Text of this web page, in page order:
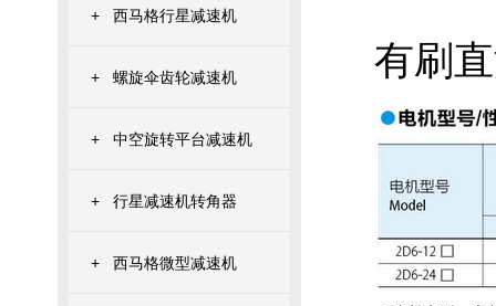
+ 西马格行星减速机
+ 螺旋伞齿轮减速机
+ 中空旋转平台减速机
+ 行星减速机转角器
+ 西马格微型减速机
有刷